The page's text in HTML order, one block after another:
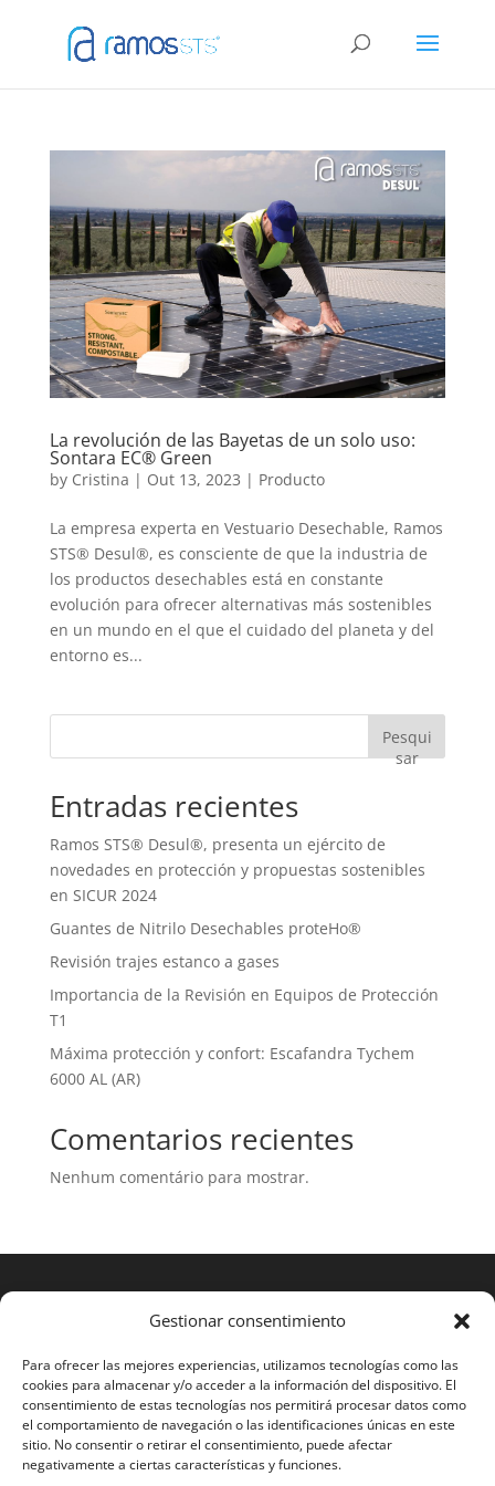
Gestionar consentimiento
Para ofrecer las mejores experiencias, utilizamos tecnologías como las
cookies para almacenar y/o acceder a la información del dispositivo. El
consentimiento de estas tecnologías nos permitirá procesar datos como
el comportamiento de navegación o las identificaciones únicas en este
sitio. No consentir o retirar el consentimiento, puede afectar
negativamente a ciertas características y funciones.
La revolución de las Bayetas de un solo uso:
Sontara EC® Green
by Cristina | Out 13, 2023 | Producto
La empresa experta en Vestuario Desechable, Ramos
STS® Desul®, es consciente de que la industria de
los productos desechables está en constante
evolución para ofrecer alternativas más sostenibles
en un mundo en el que el cuidado del planeta y del
entorno es...
Pesqui
sar
Entradas recientes
Ramos STS® Desul®, presenta un ejército de
novedades en protección y propuestas sostenibles
en SICUR 2024
Guantes de Nitrilo Desechables proteHo®
Revisión trajes estanco a gases
Importancia de la Revisión en Equipos de Protección
T1
Máxima protección y confort: Escafandra Tychem
6000 AL (AR)
Comentarios recientes
Nenhum comentário para mostrar.